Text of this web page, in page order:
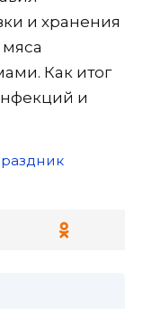
и хранения
Как итог
и